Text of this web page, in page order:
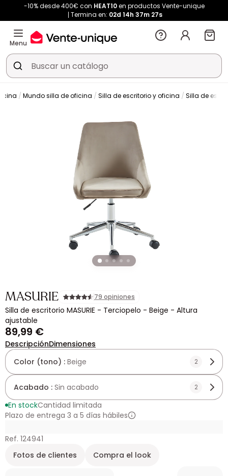
-10% desde 400€ con HEAT10en productos Vente-unique
Termina en: 02d 14h 37m 27s
Menu
Mundo silla de oficina Silla de escritorio y oficina Silla de
MASURIE 79 opiniones
Silla de escritorio MASURIE - Terciopelo - Beige - Altura
ajustable
89,99 €
DescripciónDimensiones
Color (tono) : Beige 2
Acabado : Sin acabado 2
En stockCantidad limitada
Plazo de entrega 3 a 5 días hábiles
Ref. 124941
Fotos de clientes
Compra el look